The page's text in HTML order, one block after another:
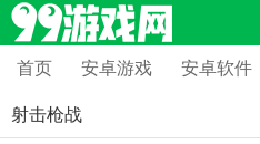
首页 安卓游戏 安卓软件
射击枪战